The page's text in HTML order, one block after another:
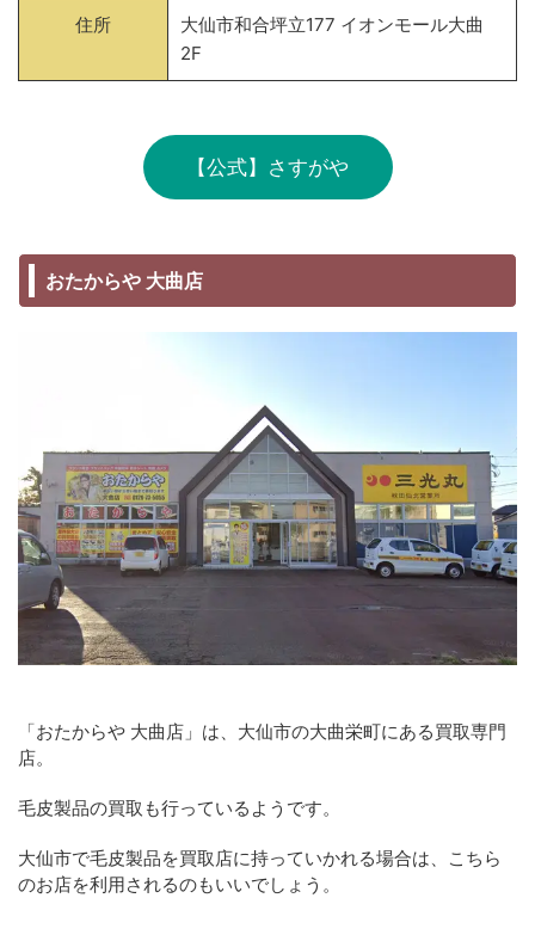
住所
大仙市和合坪立177 イオンモール大曲
2F
【公式】さすがや
おたからや 大曲店
「おたからや 大曲店」は、大仙市の大曲栄町にある買取専門
店。
毛皮製品の買取も行っているようです。
大仙市で毛皮製品を買取店に持っていかれる場合は、こちら
のお店を利用されるのもいいでしょう。